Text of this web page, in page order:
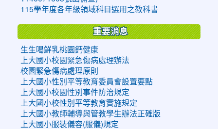
115學年度各年級領域科目選用之教科書
重要消息
生生喝鮮乳桃園鈣健康
上大國小校園緊急傷病處理辦法
校園緊急傷病處理原則
上大國小性別平等教育委員會設置要點
上大國小校園性別事件防治規定
上大國小校性別平等教育實施規定
上大國小教師輔導與管教學生辦法正確版
上大國小服裝儀容(服儀)規定